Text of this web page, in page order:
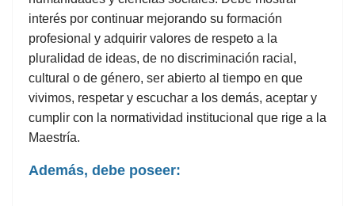
interés por continuar mejorando su formación
profesional y adquirir valores de respeto a la
pluralidad de ideas, de no discriminación racial,
cultural o de género, ser abierto al tiempo en que
vivimos, respetar y escuchar a los demás, aceptar y
cumplir con la normatividad institucional que rige a la
Maestría.
Además, debe poseer: